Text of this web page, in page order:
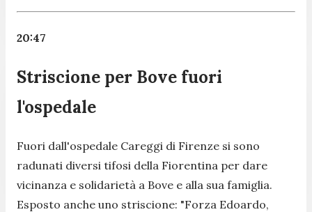
20:47
Striscione per Bove fuori
l'ospedale
Fuori dall'ospedale Careggi di Firenze si sono
radunati diversi tifosi della Fiorentina per dare
vicinanza e solidarietà a Bove e alla sua famiglia.
Esposto anche uno striscione: "Forza Edoardo,